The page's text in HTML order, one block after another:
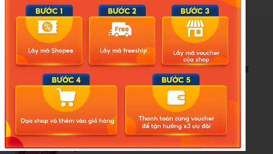
Bão số 3 hình thành trên Biển Đông: Vì sao không ảnh hưởng
đất liền vẫn cần cảnh giác cao độ?
Cảnh báo thủ đoạn lừa đảo kết hôn: Khi sính lễ trở thành ‘cái
bẫy’ tinh vi